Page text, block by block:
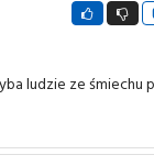
ludzie ze śmiechu